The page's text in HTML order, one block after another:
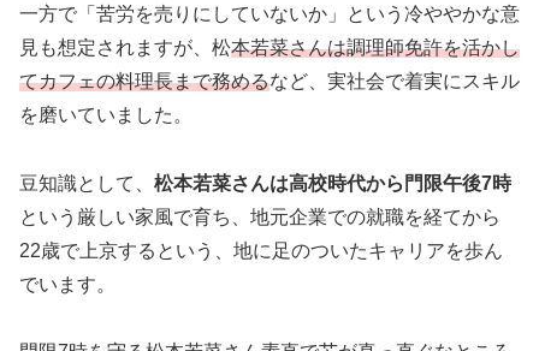
一方で「苦労を売りにしていないか」という冷ややかな意
見も想定されますが、松本若菜さんは調理師免許を活かし
てカフェの料理長まで務めるなど、実社会で着実にスキル
を磨いていました。
豆知識として、 松本若菜さんは高校時代から門限午後7時
という厳しい家風で育ち、地元企業での就職を経てから
22歳で上京するという、地に足のついたキャリアを歩ん
でいます。